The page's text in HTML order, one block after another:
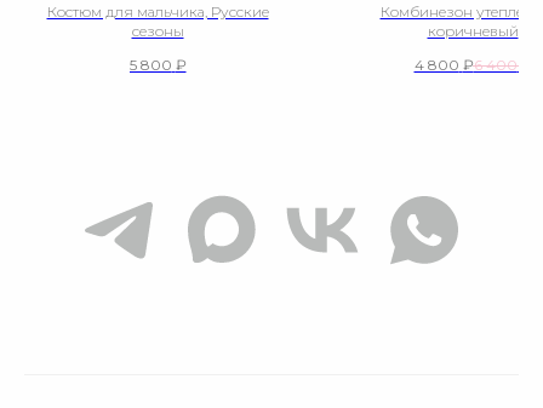
Костюм для мальчика, Русские
сезоны
5 800 ₽
Комбинезон
коричневый
4 800 ₽6 400